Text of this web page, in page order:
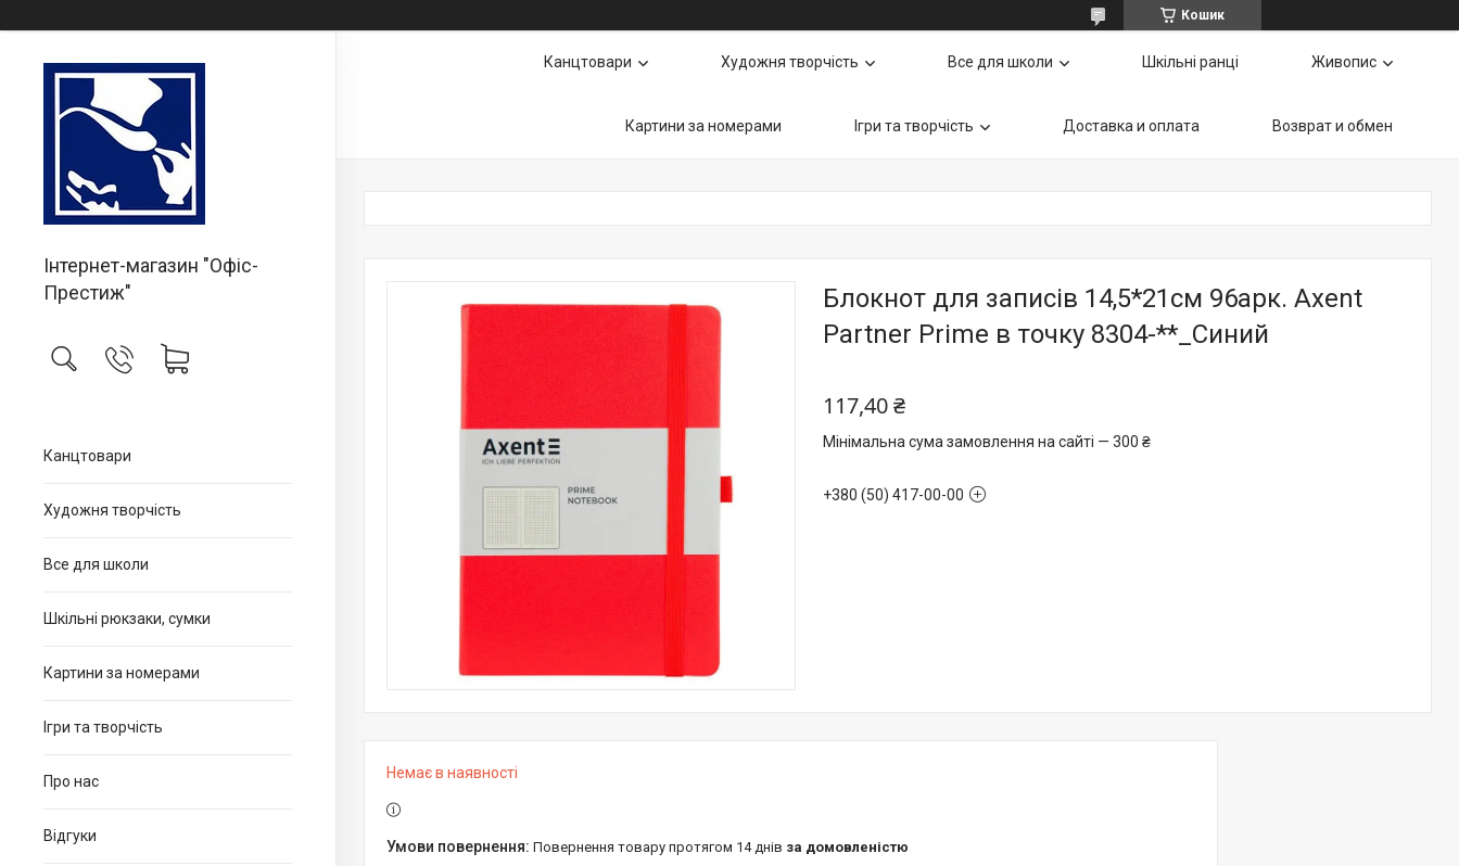
Кошик
Інтернет-магазин "Офіс-
Престиж"
Канцтовари
Художня творчість
Все для школи
Шкільні рюкзаки, сумки
Картини за номерами
Ігри та творчість
Про нас
Відгуки
Канцтовари Художня творчість Все для школи Шкільні ранці Живопис
Картини за номерами Ігри та творчість Доставка и оплата Возврат и обмен
Блокнот для записів 14,5*21см 96арк. Axent
Partner Prime в точку 8304-**_Синий
117,40 ₴
Мінімальна сума замовлення на сайті — 300 ₴
+380 (50) 417-00-00
Немає в наявності
повернення товару протягом 14 днів за домовленістю